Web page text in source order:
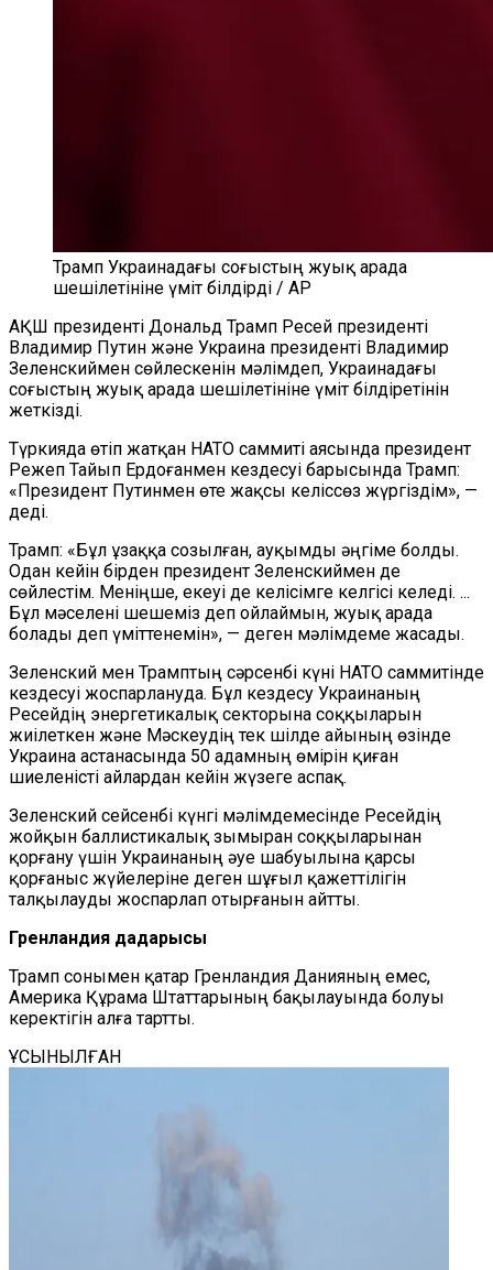
Трамп Украинадағы соғыстың жуық арада
шешілетініне үміт білдірді / AP
АҚШ президенті Дональд Трамп Ресей президенті
Владимир Путин және Украина президенті Владимир
Зеленскиймен сөйлескенін мәлімдеп, Украинадағы
соғыстың жуық арада шешілетініне үміт білдіретінін
жеткізді.
Түркияда өтіп жатқан НАТО саммиті аясында президент
Режеп Тайып Ердоғанмен кездесуі барысында Трамп:
«Президент Путинмен өте жақсы келіссөз жүргіздім», —
деді.
Трамп: «Бұл ұзаққа созылған, ауқымды әңгіме болды.
Одан кейін бірден президент Зеленскиймен де
сөйлестім. Меніңше, екеуі де келісімге келгісі келеді. ...
Бұл мәселені шешеміз деп ойлаймын, жуық арада
болады деп үміттенемін», — деген мәлімдеме жасады.
Зеленский мен Трамптың сәрсенбі күні НАТО саммитінде
кездесуі жоспарлануда. Бұл кездесу Украинаның
Ресейдің энергетикалық секторына соққыларын
жиілеткен және Мәскеудің тек шілде айының өзінде
Украина астанасында 50 адамның өмірін қиған
шиеленісті айлардан кейін жүзеге аспақ.
Зеленский сейсенбі күнгі мәлімдемесінде Ресейдің
жойқын баллистикалық зымыран соққыларынан
қорғану үшін Украинаның әуе шабуылына қарсы
қорғаныс жүйелеріне деген шұғыл қажеттілігін
талқылауды жоспарлап отырғанын айтты.
Гренландия дағдарысы
Трамп сонымен қатар Гренландия Данияның емес,
Америка Құрама Штаттарының бақылауында болуы
керектігін алға тартты.
ҰСЫНЫЛҒАН